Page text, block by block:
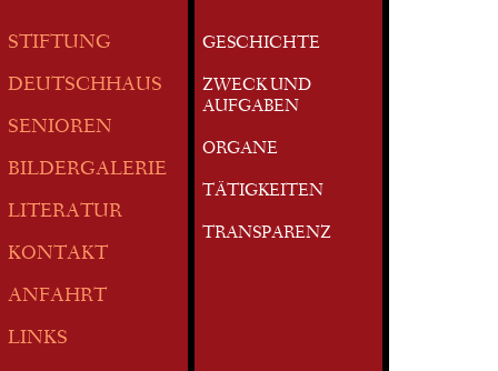
STIFTUNG
DEUTSCHHAUS
SENIOREN
BILDERGALERIE
LITERATUR
KONTAKT
ANFAHRT
LINKS
GESCHICHTE
ZWECK UND
AUFGABEN
ORGANE
TÄTIGKEITEN
TRANSPARENZ